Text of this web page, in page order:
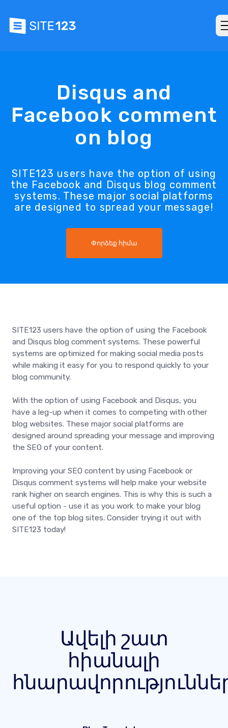
Disqus and
Facebook comment
on blog
SITE123 users have the option of using
the Facebook and Disqus blog comment
systems. These major social platforms
are designed to spread your message!
Փորձեք հիմա
SITE123 users have the option of using the Facebook
and Disqus blog comment systems. These powerful
systems are optimized for making social media posts
while making it easy for you to respond quickly to your
blog community.
With the option of using Facebook and Disqus, you
have a leg-up when it comes to competing with other
blog websites. These major social platforms are
designed around spreading your message and improving
the SEO of your content.
Improving your SEO content by using Facebook or
Disqus comment systems will help make your website
rank higher on search engines. This is why this is such a
useful option - use it as you work to make your blog
one of the top blog sites. Consider trying it out with
SITE123 today!
Ավելի շատ
հիանալի